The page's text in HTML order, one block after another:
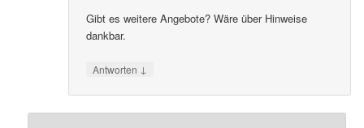
Gibt es weitere Angebote? Wäre über Hinweise
dankbar.
Antworten ↓